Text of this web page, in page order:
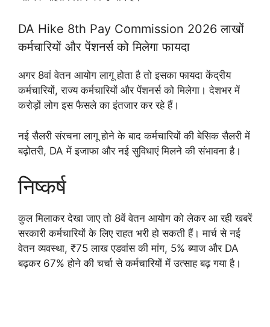
DA Hike 8th Pay Commission 2026 लाखों
कर्मचारियों और पेंशनर्स को मिलेगा फायदा
अगर 8वां वेतन आयोग लागू होता है तो इसका फायदा केंद्रीय
कर्मचारियों, राज्य कर्मचारियों और पेंशनर्स को मिलेगा। देशभर में
करोड़ों लोग इस फैसले का इंतजार कर रहे हैं।
नई सैलरी संरचना लागू होने के बाद कर्मचारियों की बेसिक सैलरी में
बढ़ोतरी, DA में इजाफा और नई सुविधाएं मिलने की संभावना है।
निष्कर्ष
कुल मिलाकर देखा जाए तो 8वें वेतन आयोग को लेकर आ रही खबरें
सरकारी कर्मचारियों के लिए राहत भरी हो सकती हैं। मार्च से नई
वेतन व्यवस्था, ₹75 लाख एडवांस की मांग, 5% ब्याज और DA
बढ़कर 67% होने की चर्चा से कर्मचारियों में उत्साह बढ़ गया है।